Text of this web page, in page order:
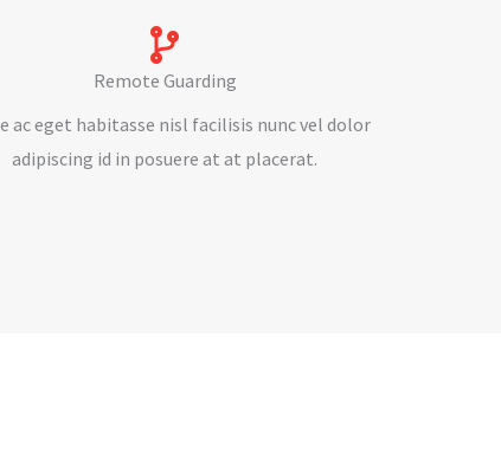
Remote Guarding
ac eget habitasse nisl facilisis nunc vel dolor
adipiscing id in posuere at at placerat.